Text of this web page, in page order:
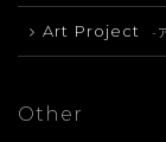
Art Project -
Other